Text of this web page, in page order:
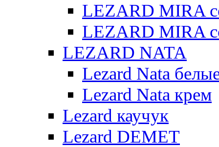
LEZARD MIRA
LEZARD MIRA
LEZARD NATA
Lezard Nata
Lezard Nata крем
Lezard каучук
Lezard DEMET